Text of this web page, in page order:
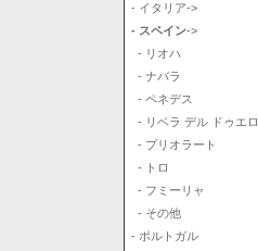
- イタリア->
- スペイン->
- リオハ
- ナバラ
- ペネデス
- リベラ デル ドゥエロ
- プリオラート
- トロ
- フミーリャ
- その他
- ポルトガル